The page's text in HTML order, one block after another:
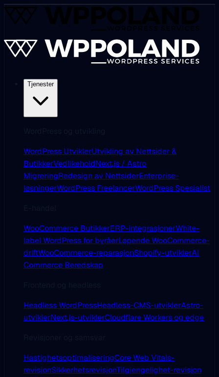
Tjenester
WordPress UtviklerUtvikling av Nettsider &
ButikkerVedlikeholdNext.js / Astro
MigreringRedesign av NettsiderEnterprise-
løsningerWordPress FreelancerWordPress Spesialist
WooCommerce ButikkerERP-integrasjonerWhite-
label WordPress for byråerLøpende WooCommerce-
driftWooCommerce-reparasjonShopify-utviklerAI
Commerce Beredskap
Headless WordPressHeadless-CMS-utviklerAstro-
utviklerNext.js-utviklerCloudflare Workers og edge
HastighetsoptimaliseringCore Web Vitals-
revisjonSikkerhetsrevisjonTilgjengelighet-revisjon